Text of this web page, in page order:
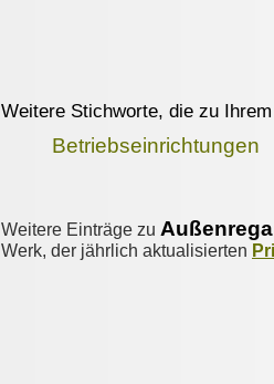
Weitere Stichworte, die zu
Betriebseinrichtungen
Weitere Einträge zu
Werk, der jährlich aktualisierten